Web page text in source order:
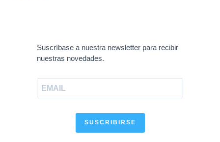
Suscríbase a nuestra newsletter para recibir
nuestras novedades.
SUSCRIBIRSE